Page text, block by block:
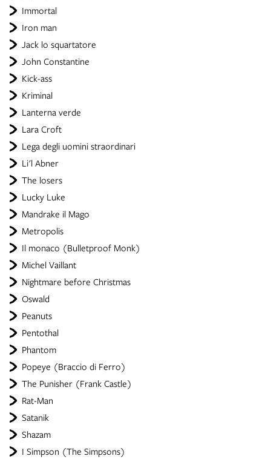
Immortal
Iron man
Jack lo squartatore
John Constantine
Kick-ass
Kriminal
Lanterna verde
Lara Croft
Lega degli uomini straordinari
Li'l Abner
The losers
Lucky Luke
Mandrake il Mago
Metropolis
Il monaco (Bulletproof Monk)
Michel Vaillant
Nightmare before Christmas
Oswald
Peanuts
Pentothal
Phantom
Popeye (Braccio di Ferro)
The Punisher (Frank Castle)
Rat-Man
Satanik
Shazam
I Simpson (The Simpsons)